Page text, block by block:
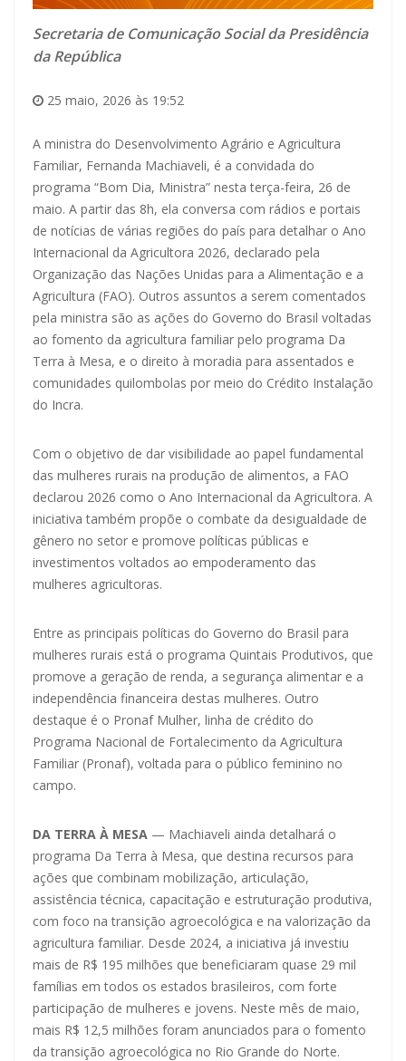
Secretaria de Comunicação Social da Presidência
da República
25 maio, 2026 às 19:52
A ministra do Desenvolvimento Agrário e Agricultura
Familiar, Fernanda Machiaveli, é a convidada do
programa “Bom Dia, Ministra” nesta terça-feira, 26 de
maio. A partir das 8h, ela conversa com rádios e portais
de notícias de várias regiões do país para detalhar o Ano
Internacional da Agricultora 2026, declarado pela
Organização das Nações Unidas para a Alimentação e a
Agricultura (FAO). Outros assuntos a serem comentados
pela ministra são as ações do Governo do Brasil voltadas
ao fomento da agricultura familiar pelo programa Da
Terra à Mesa, e o direito à moradia para assentados e
comunidades quilombolas por meio do Crédito Instalação
do Incra.
Com o objetivo de dar visibilidade ao papel fundamental
das mulheres rurais na produção de alimentos, a FAO
declarou 2026 como o Ano Internacional da Agricultora. A
iniciativa também propõe o combate da desigualdade de
gênero no setor e promove políticas públicas e
investimentos voltados ao empoderamento das
mulheres agricultoras.
Entre as principais políticas do Governo do Brasil para
mulheres rurais está o programa Quintais Produtivos, que
promove a geração de renda, a segurança alimentar e a
independência financeira destas mulheres. Outro
destaque é o Pronaf Mulher, linha de crédito do
Programa Nacional de Fortalecimento da Agricultura
Familiar (Pronaf), voltada para o público feminino no
campo.
DA TERRA À MESA — Machiaveli ainda detalhará o
programa Da Terra à Mesa, que destina recursos para
ações que combinam mobilização, articulação,
assistência técnica, capacitação e estruturação produtiva,
com foco na transição agroecológica e na valorização da
agricultura familiar. Desde 2024, a iniciativa já investiu
mais de R$ 195 milhões que beneficiaram quase 29 mil
famílias em todos os estados brasileiros, com forte
participação de mulheres e jovens. Neste mês de maio,
mais R$ 12,5 milhões foram anunciados para o fomento
da transição agroecológica no Rio Grande do Norte.